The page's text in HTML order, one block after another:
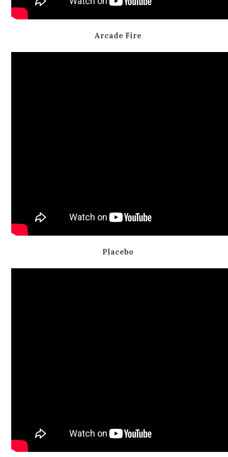
Arcade Fire
Placebo